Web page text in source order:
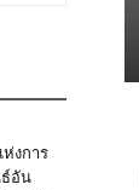
ห่งการ
อัน